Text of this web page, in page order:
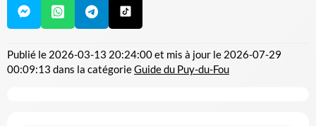
Publié le 2026-03-13 20:24:00et mis à jour le 2026-07-29
00:09:13 dans la catégorieGuide du Puy-du-Fou